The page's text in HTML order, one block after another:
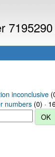
7195290
inconclusive
numbers (0) ·